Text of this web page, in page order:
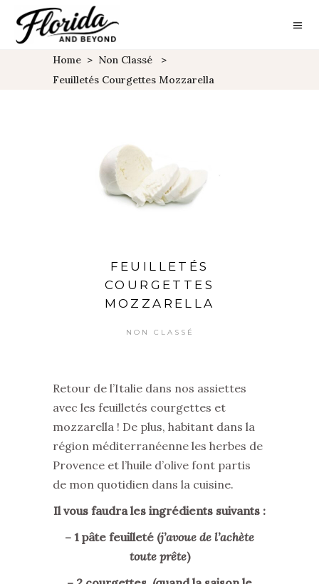
Home > Non Classé
>
Feuilletés Courgettes Mozzarella
FEUILLETÉS
COURGETTES
MOZZARELLA
NON CLASSÉ
Retour de l’Italie dans nos assiettes
avec les feuilletés courgettes et
mozzarella ! De plus, habitant dans la
région méditerranéenne les herbes de
Provence et l’huile d’olive font partis
de mon quotidien dans la cuisine.
Il vous faudra les ingrédients suivants :
– 1 pâte feuilleté (j’avoue de l’achète
toute prête)